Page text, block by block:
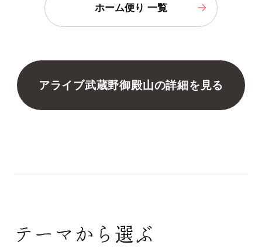
ホーム便り 一覧
アライブ武蔵野御殿山の詳細を見る
テーマから選ぶ